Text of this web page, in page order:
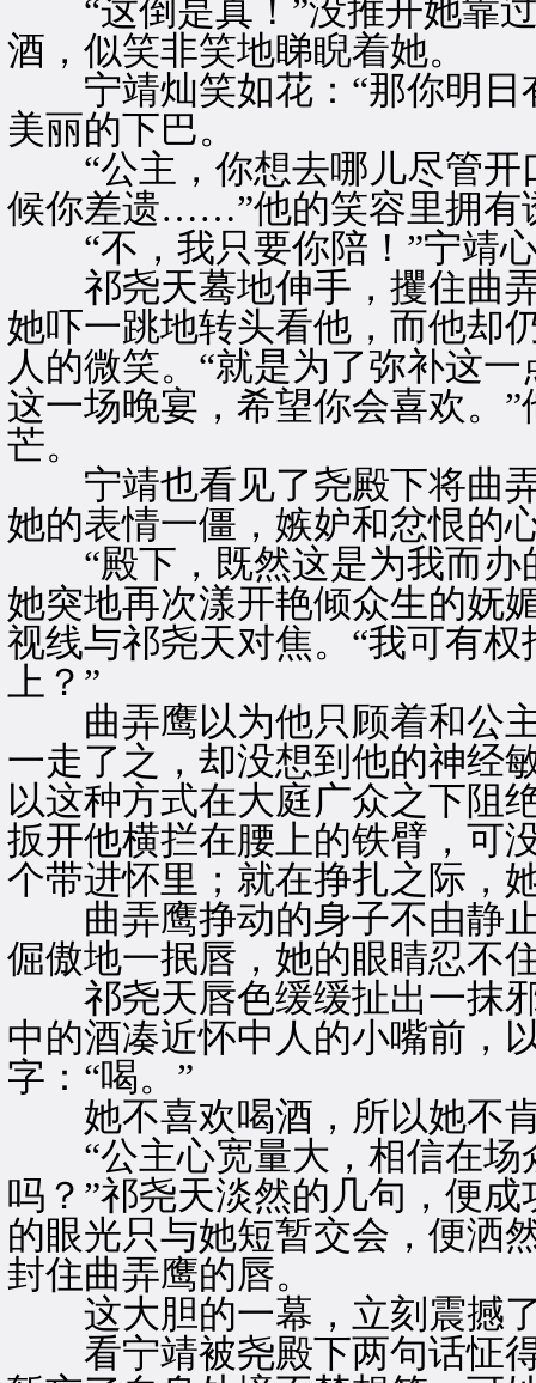
“这倒是真！”没推开她靠过
酒，似笑非笑地睇睨着她。
宁靖灿笑如花：“那你明日
美丽的下巴。
“公主，你想去哪儿尽管开
候你差遗……”他的笑容里拥有
“不，我只要你陪！”宁靖心
祁尧天蓦地伸手，攫住曲弄
她吓一跳地转头看他，而他却
人的微笑。“就是为了弥补这
这一场晚宴，希望你会喜欢。
芒。
宁靖也看见了尧殿下将曲弄
她的表情一僵，嫉妒和忿恨的
“殿下，既然这是为我而办
她突地再次漾开艳倾众生的妩
视线与祁尧天对焦。“我可有
上？”
曲弄鹰以为他只顾着和公主
一走了之，却没想到他的神经
以这种方式在大庭广众之下阻
扳开他横拦在腰上的铁臂，可
个带进怀里；就在挣扎之际，
曲弄鹰挣动的身子不由静
倔傲地一抿唇，她的眼睛忍不
祁尧天唇色缓缓扯出一抹邪
中的酒凑近怀中人的小嘴前，
字：“喝。”
她不喜欢喝酒，所以她不
“公主心宽量大，相信在场
吗？”祁尧天淡然的几句，便
的眼光只与她短暂交会，便洒
封住曲弄鹰的唇。
这大胆的一幕，立刻震撼
看宁靖被尧殿下两句话怔得